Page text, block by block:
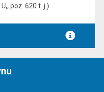
poz. 620 t. j.)